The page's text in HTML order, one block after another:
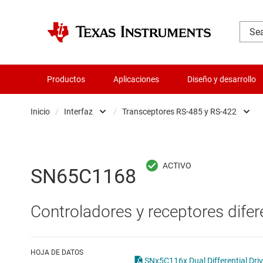
Productos Aplicaciones Diseño y desarrollo
Inicio / Interfaz
Aislamiento
Audio, háptica y piezoeléctrica
/ Transceptores RS-485 y RS-422
CIRCUITOS
Circuitos integrados
SN65C1168
Controladores y receptores
HOJA DE DATOS
SNx5C116x Dual Differential